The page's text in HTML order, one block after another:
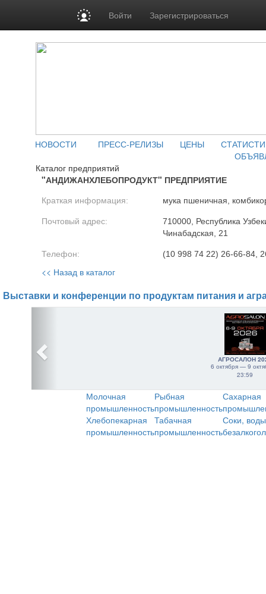
Войти Зарегистрироваться
НОВОСТИ ПРЕСС-РЕЛИЗЫ ЦЕНЫ
Каталог предприятий
"АНДИЖАНХЛЕБОПРОДУКТ" ПРЕДПРИЯТИЕ
Краткая информация: мука пшеничная,
Почтовый адрес:
710000, Республика
Чинабадская, 21
Телефон: (10 998 74 22) 26-66-84,
<< Назад в каталог
Выставки и конференции по продуктам питания и
АГРОСАЛОН
6 октября — 9
23:59
Молочная
промышленность
Рыбная
промышленность
Сахарная
Хлебопекарная
промышленность
Табачная
промышленность
Соки,